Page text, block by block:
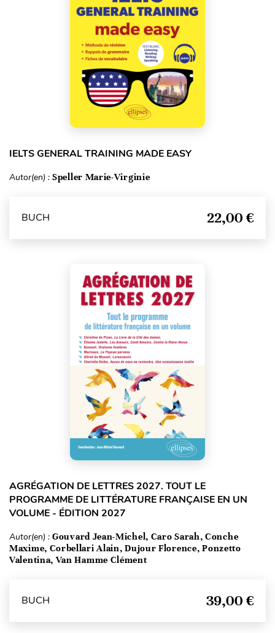
IELTS GENERAL TRAINING MADE EASY
Autor(en) : Speller Marie-Virginie
BUCH 22,00 €
AGRÉGATION DE LETTRES 2027. TOUT LE
PROGRAMME DE LITTÉRATURE FRANÇAISE EN UN
VOLUME - ÉDITION 2027
Autor(en) : Gouvard Jean-Michel, Caro Sarah, Conche
Maxime, Corbellari Alain, Dujour Florence, Ponzetto
Valentina, Van Hamme Clément
BUCH 39,00 €